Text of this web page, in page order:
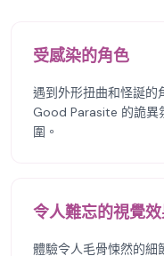
受感染的角色
遇到外形扭曲和怪誕
Good Parasite 的詭異
圍。
令人難忘的視覺
體驗令人毛骨悚然的細